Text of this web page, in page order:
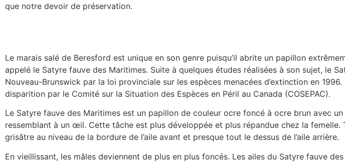
que notre devoir de préservation.
Le marais salé de Beresford est unique en son genre puisqu’il abrite un papillon
appelé le Satyre fauve des Maritimes. Suite à quelques études réalisées à son sujet, le
Nouveau-Brunswick par la loi provinciale sur les espèces menacées d’extinction en
disparition par le Comité sur la Situation des Espèces en Péril au Canada (COSEPAC).
Le Satyre fauve des Maritimes est un papillon de couleur ocre foncé à ocre brun avec un
ressemblant à un œil. Cette tâche est plus développée et plus répandue chez la
grisâtre au niveau de la bordure de l’aile avant et presque tout le dessus de l’aile arrière.
En vieillissant, les mâles deviennent de plus en plus foncés. Les ailes du Satyre fauve